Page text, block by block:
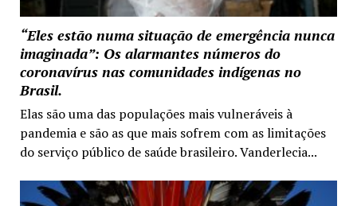
“Eles estão numa situação de emergência nunca
imaginada”: Os alarmantes números do
coronavírus nas comunidades indígenas no
Brasil.
Elas são uma das populações mais vulneráveis à
pandemia e são as que mais sofrem com as limitações
do serviço público de saúde brasileiro. Vanderlecia...